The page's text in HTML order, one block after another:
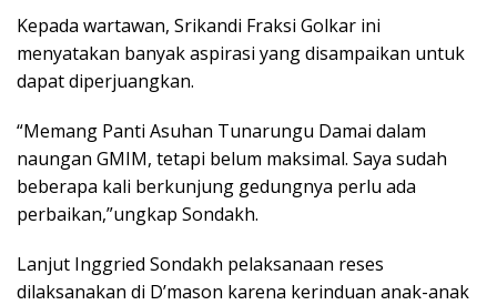
Kepada wartawan, Srikandi Fraksi Golkar ini
menyatakan banyak aspirasi yang disampaikan untuk
dapat diperjuangkan.
“Memang Panti Asuhan Tunarungu Damai dalam
naungan GMIM, tetapi belum maksimal. Saya sudah
beberapa kali berkunjung gedungnya perlu ada
perbaikan,”ungkap Sondakh.
Lanjut Inggried Sondakh pelaksanaan reses
dilaksanakan di D’mason karena kerinduan anak-anak